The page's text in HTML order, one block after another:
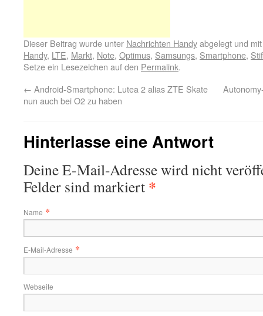
Dieser Beitrag wurde unter Nachrichten Handyabgelegt und
Handy, LTE, Markt, Note, Optimus, Samsungs, Smartphone,
Setze ein Lesezeichen auf den Permalink.
← Android-Smartphone: Lutea 2 alias ZTE Skate
nun auch bei O2 zu haben
Hinterlasse eine Antwort
Deine E-Mail-Adresse wird nicht
Felder sind markiert *
Name *
E-Mail-Adresse *
Webseite